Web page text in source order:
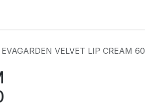
EVAGARDEN VELVET LIP CREAM 60